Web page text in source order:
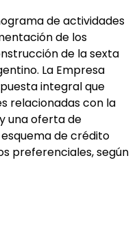
de actividades
de los
de la sexta
La Empresa
integral que
relacionadas con la
una oferta de
de crédito
preferenciales, según